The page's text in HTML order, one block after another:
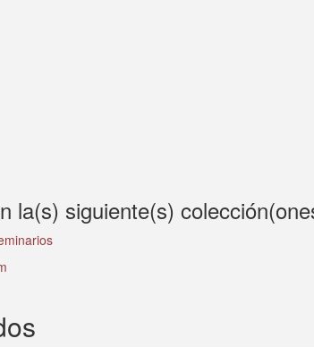
la(s) siguiente(s)